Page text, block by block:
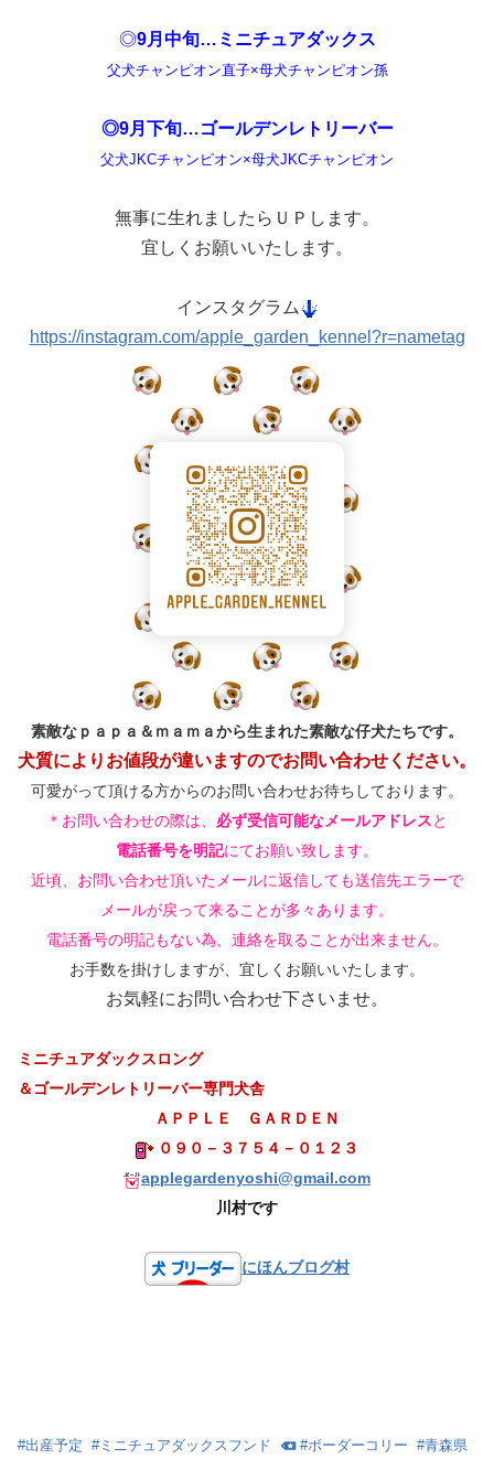
◎9月中旬…ミニチュアダックス
父犬チャンピオン直子×母犬チャンピオン孫
◎9月下旬…ゴールデンレトリーバー
父犬JKCチャンピオン×母犬JKCチャンピオン
無事に生れましたらＵＰします。
宜しくお願いいたします。
インスタグラム
https://instagram.com/apple_garden_kennel?r=nametag
素敵なｐａｐａ＆ｍａｍａから生まれた素敵な仔犬たちです。
犬質によりお値段が違いますのでお問い合わせください。
可愛がって頂ける方からのお問い合わせお待ちしております。
＊お問い合わせの際は、 必ず受信可能なメールアドレスと
電話番号を明記にてお願い致します。
近頃、お問い合わせ頂いたメールに返信しても送信先エラーで
メールが戻って来ることが多々あります。
電話番号の明記もない為、連絡を取ることが出来ません。
お手数を掛けしますが、宜しくお願いいたします。
お気軽にお問い合わせ下さいませ。
ミニチュアダックスロング
＆ゴールデンレトリーバー専門犬舎
ＡＰＰＬＥ ＧＡＲＤＥＮ
０９０－３７５４－０１２３
applegardenyoshi@gmail.com
川村です
にほんブログ村
#出産予定 #ミニチュアダックスフンド #ボーダーコリー #青森県